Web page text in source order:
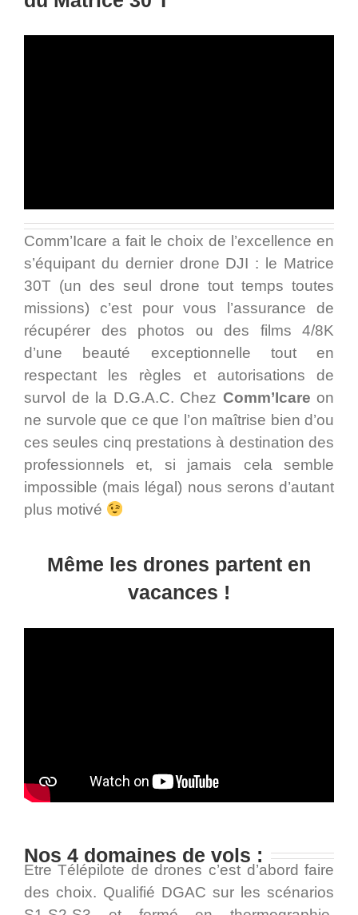
Comm’Icare a fait le choix de l’excellence en
s’équipant du dernier drone DJI : le Matrice
30T (un des seul drone tout temps toutes
missions) c’est pour vous l’assurance de
récupérer des photos ou des films 4/8K
d’une beauté exceptionnelle tout en
respectant les règles et autorisations de
survol de la D.G.A.C. Chez Comm’Icare on
ne survole que ce que l’on maîtrise bien d’ou
ces seules cinq prestations à destination des
professionnels et, si jamais cela semble
impossible (mais légal) nous serons d’autant
plus motivé
Même les drones partent en
vacances !
Nos 4 domaines de vols :
Etre Télépilote de drones c’est d’abord faire
des choix. Qualifié DGAC sur les scénarios